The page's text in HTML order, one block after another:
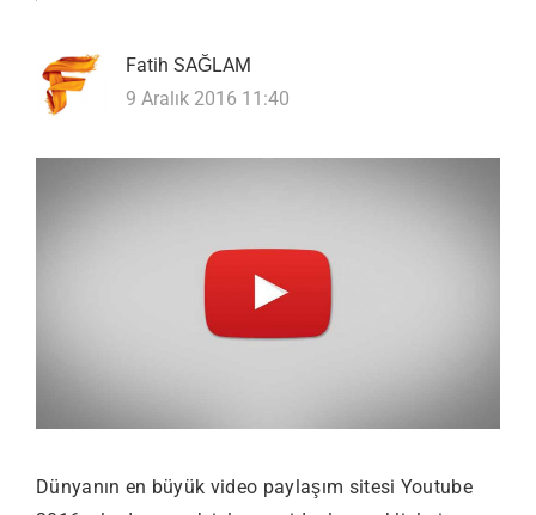
Fatih SAĞLAM
9 Aralık 2016 11:40
Dünyanın en büyük video paylaşım sitesi Youtube